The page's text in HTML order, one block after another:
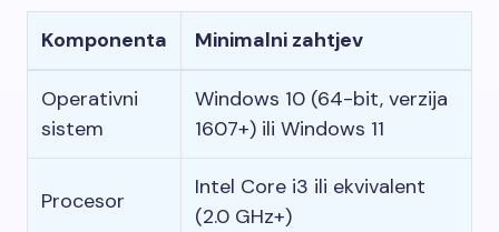
Komponenta Minimalni zahtjev
Operativni
sistem
Windows 10 (64-bit, verzija
1607+) ili Windows 11
Procesor
Intel Core i3 ili ekvivalent
(2.0 GHz+)